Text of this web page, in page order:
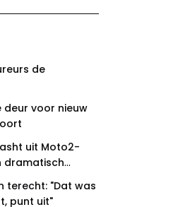
de
voor nieuw
uit Moto2-
dramatisch
terecht: "Dat was
punt uit"